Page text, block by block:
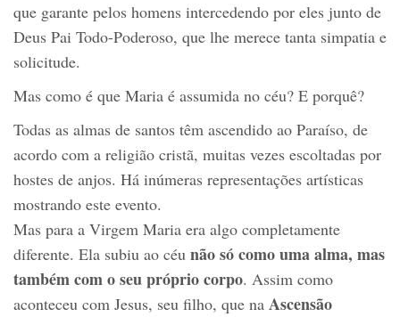
que garante pelos homens intercedendo por eles junto de
Deus Pai Todo-Poderoso, que lhe merece tanta simpatia e
solicitude.
Mas como é que Maria é assumida no céu? E porquê?
Todas as almas de santos têm ascendido ao Paraíso, de
acordo com a religião cristã, muitas vezes escoltadas por
hostes de anjos. Há inúmeras representações artísticas
mostrando este evento.
Mas para a Virgem Maria era algo completamente
diferente. Ela subiu ao céu não só como uma alma, mas
também com o seu próprio corpo. Assim como
aconteceu com Jesus, seu filho, que na Ascensão